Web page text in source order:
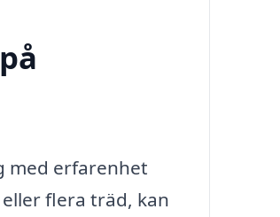
med erfarenhet
flera träd, kan